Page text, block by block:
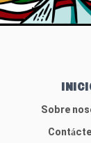
Sobre